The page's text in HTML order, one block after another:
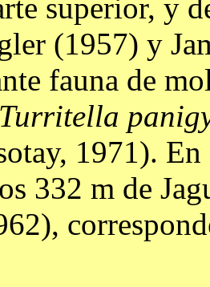
superior, y
(1957) y
fauna de
Turritella
1971).
332 m de